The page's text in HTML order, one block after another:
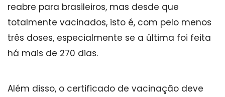
reabre para brasileiros, mas desde que
totalmente vacinados, isto é, com pelo menos
três doses, especialmente se a última foi feita
há mais de 270 dias.
Além disso, o certificado de vacinação deve